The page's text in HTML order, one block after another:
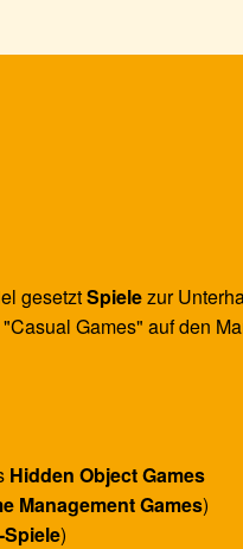
gesetztSpielezur
Games" auf den
Hidden Object Games
Management Games)
)